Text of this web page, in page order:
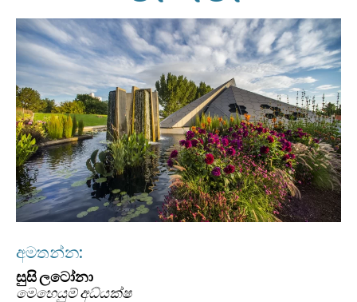
අමතන්න:
සුසි ලටෝනා
මෙහෙයුම් අධ්යක්ෂ